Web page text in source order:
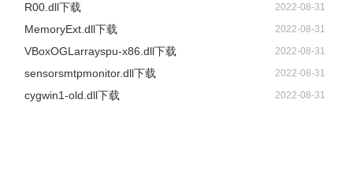
R00.dll下载 2022-08-31
MemoryExt.dll下载 2022-08-31
VBoxOGLarrayspu-x86.dll下载 2022-08-31
sensorsmtpmonitor.dll下载 2022-08-31
cygwin1-old.dll下载 2022-08-31